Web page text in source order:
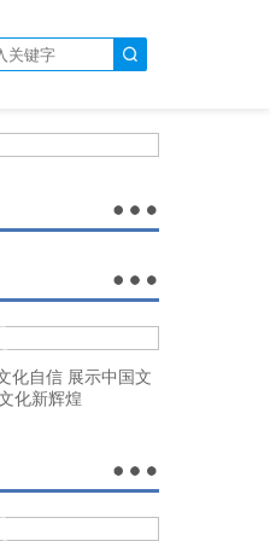
化自信 展示中国文
化新辉煌